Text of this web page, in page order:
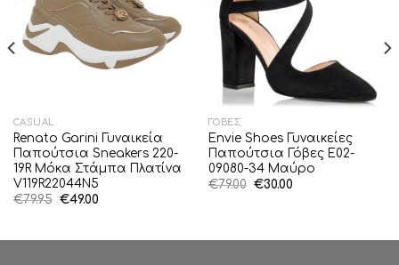
CASUAL
Renato Garini Γυναικεία
Παπούτσια Sneakers 220-
19R Μόκα Στάμπα Πλατίνα
V119R22044N5
€79.95 Original
€49.00Η
ΓΌΒΕΣ
Envie Shoes Γυναικείες
Παπούτσια Γόβες E02-
09080-34 Μαύρο
€79.00 Original
€30.00Η